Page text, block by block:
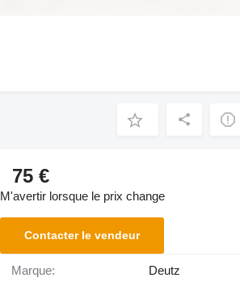
75 €
M'avertir lorsque le prix change
Contacter le vendeur
Marque: Deutz